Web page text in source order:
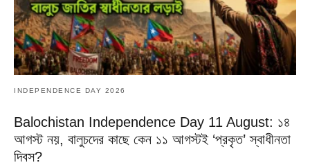
INDEPENDENCE DAY 2026
Balochistan Independence Day 11 August: ১৪
আগস্ট নয়, বালুচদের কাছে কেন ১১ আগস্টই ‘প্রকৃত’ স্বাধীনতা
দিবস?